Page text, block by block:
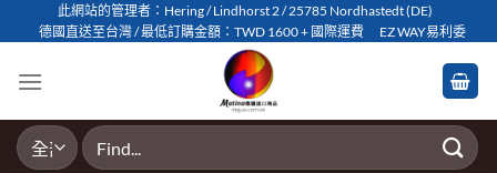
to
此網站的管理者：Hering / Lindhorst 2 / 25785 Nordhastedt (DE)
德國直送至台灣 / 最低訂購金額：TWD 1600 + 國際運費
EZ WAY易利委
搜
尋